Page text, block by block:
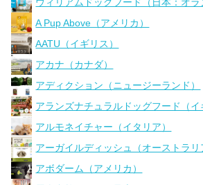
A Pup Above（アメリカ）
AATU（イギリス）
アカナ（カナダ）
アディクション（ニュージーランド）
アランズナチュラルドッグフード（イ
アルモネイチャー（イタリア）
アーガイルディッシュ（オーストラリ
アボダーム（アメリカ）